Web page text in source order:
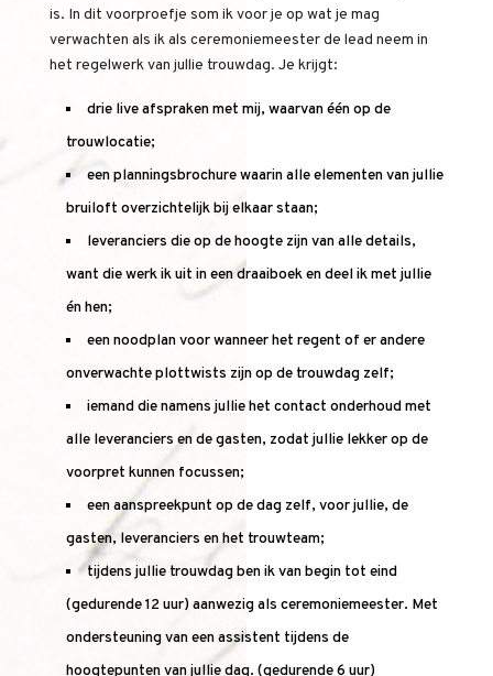
is. In dit voorproefje som ik voor je op wat je mag
verwachten als ik als ceremoniemeester de lead neem in
het regelwerk van jullie trouwdag. Je krijgt:
drie live afspraken met mij, waarvan één op de
trouwlocatie;
een planningsbrochure waarin alle elementen van jullie
bruiloft overzichtelijk bij elkaar staan;
leveranciers die op de hoogte zijn van alle details,
want die werk ik uit in een draaiboek en deel ik met jullie
én hen;
een noodplan voor wanneer het regent of er andere
onverwachte plottwists zijn op de trouwdag zelf;
iemand die namens jullie het contact onderhoud met
alle leveranciers en de gasten, zodat jullie lekker op de
voorpret kunnen focussen;
een aanspreekpunt op de dag zelf, voor jullie, de
gasten, leveranciers en het trouwteam;
tijdens jullie trouwdag ben ik van begin tot eind
(gedurende 12 uur) aanwezig als ceremoniemeester. Met
ondersteuning van een assistent tijdens de
hoogtepunten van jullie dag. (gedurende 6 uur)